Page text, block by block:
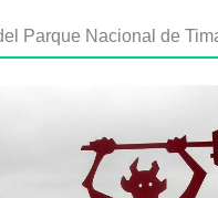
Parque Nacional de